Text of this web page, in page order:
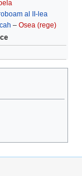
al II-lea
– Osea (rege)